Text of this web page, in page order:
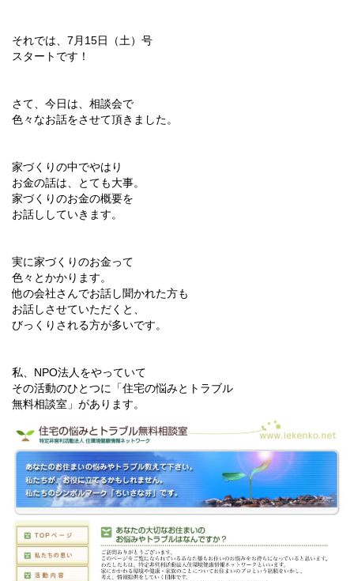
それでは、7月15日（土）号
スタートです！
さて、今日は、相談会で
色々なお話をさせて頂きました。
家づくりの中でやはり
お金の話は、とても大事。
家づくりのお金の概要を
お話ししていきます。
実に家づくりのお金って
色々とかかります。
他の会社さんでお話し聞かれた方も
お話しさせていただくと、
びっくりされる方が多いです。
私、NPO法人をやっていて
その活動のひとつに「住宅の悩みとトラブル
無料相談室」があります。